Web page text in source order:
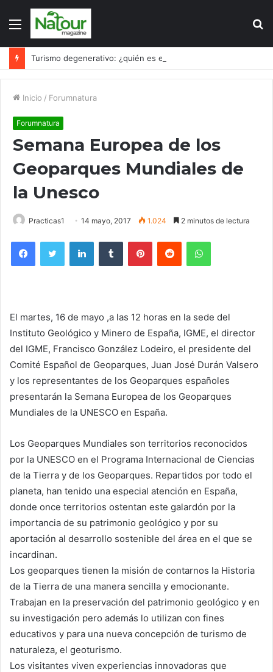
Menú
Inicio / Forumnatura
Forumnatura
Semana Europea de los
Geoparques Mundiales de
la Unesco
Practicas1 14 mayo, 2017 1.024 2 minutos de lectura
FacebookTwitter LinkedInTumblr PinterestReddit WhatsApp
El martes, 16 de mayo ,a las 12 horas en la sede del
Instituto Geológico y Minero de España, IGME, el director
del IGME, Francisco González Lodeiro, el presidente del
Comité Español de Geoparques, Juan José Durán Valsero
y los representantes de los Geoparques españoles
presentarán la Semana Europea de los Geoparques
Mundiales de la UNESCO en España.
Los Geoparques Mundiales son territorios reconocidos
por la UNESCO en el Programa Internacional de Ciencias
de la Tierra y de los Geoparques. Repartidos por todo el
planeta, han tenido una especial atención en España,
donde once territorios ostentan este galardón por la
importancia de su patrimonio geológico y por su
aportación al desarrollo sostenible del área en el que se
incardinan.
Los geoparques tienen la misión de contarnos la Historia
de la Tierra de una manera sencilla y emocionante.
Trabajan en la preservación del patrimonio geológico y en
su investigación pero además lo utilizan con fines
educativos y para una nueva concepción de turismo de
naturaleza, el geoturismo.
Los visitantes viven experiencias innovadoras que